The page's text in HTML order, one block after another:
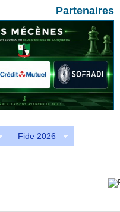
Partenaires
Fide 2026